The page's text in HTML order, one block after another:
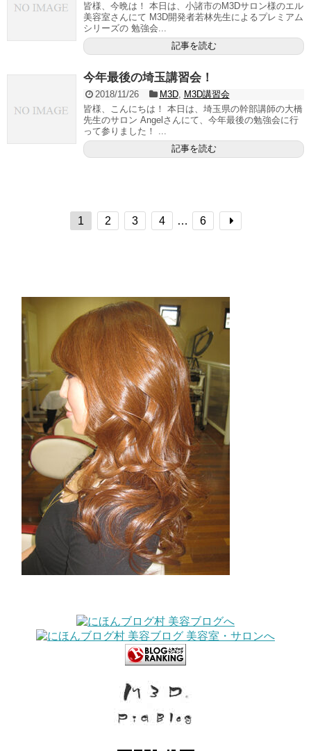
皆様、今晩は！ 本日は、小諸市のM3Dサロン様のエル
美容室さんにて M3D開発者若林先生によるプレミアム
シリーズの 勉強会...
記事を読む
今年最後の埼玉講習会！
2018/11/26 M3D, M3D講習会
皆様、こんにちは！ 本日は、埼玉県の幹部講師の大橋
先生のサロン Angelさんにて、今年最後の勉強会に行
って参りました！ ...
記事を読む
1 2 3 4 … 6